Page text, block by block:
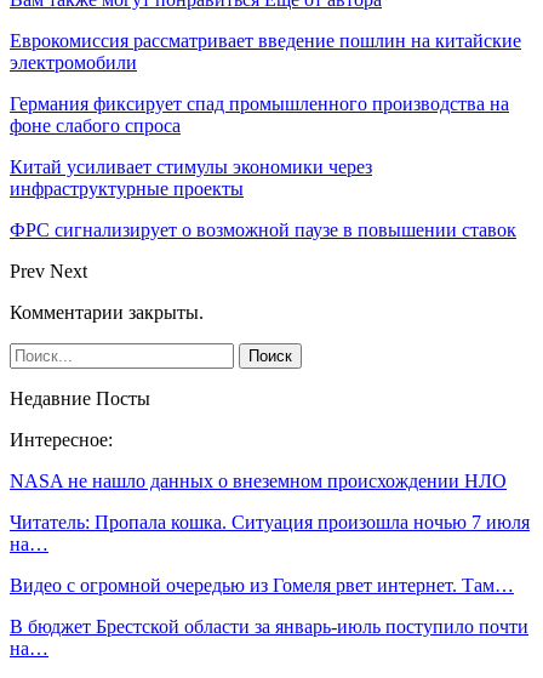
Еврокомиссия рассматривает введение пошлин на китайские
электромобили
Германия фиксирует спад промышленного производства на
фоне слабого спроса
Китай усиливает стимулы экономики через
инфраструктурные проекты
ФРС сигнализирует о возможной паузе в повышении ставок
Prev Next
Комментарии закрыты.
Недавние Посты
Интересное:
NASA не нашло данных о внеземном происхождении НЛО
Читатель: Пропала кошка. Ситуация произошла ночью 7 июля
на…
Видео с огромной очередью из Гомеля рвет интернет. Там…
В бюджет Брестской области за январь-июль поступило почти
на…